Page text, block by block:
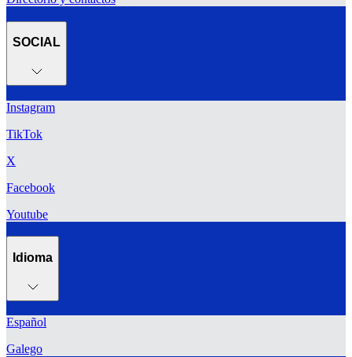
SOCIAL
Instagram
TikTok
X
Facebook
Youtube
Idioma
Español
Galego